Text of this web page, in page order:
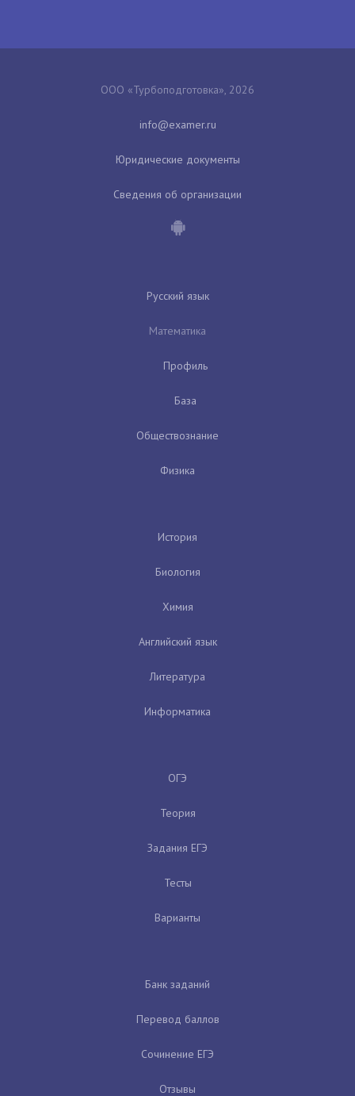
ООО «Турбоподготовка», 2026
Юридические документы
Сведения об организации
Русский язык
Математика
Профиль
База
Обществознание
Физика
История
Биология
Химия
Английский язык
Литература
Информатика
ОГЭ
Теория
Задания ЕГЭ
Тесты
Варианты
Банк заданий
Перевод баллов
Сочинение ЕГЭ
Отзывы